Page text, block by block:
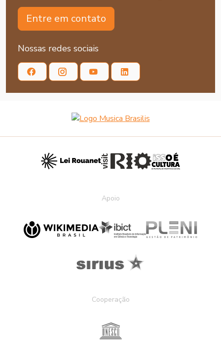
Entre em contato
Nossas redes sociais
Apoio
Cooperação